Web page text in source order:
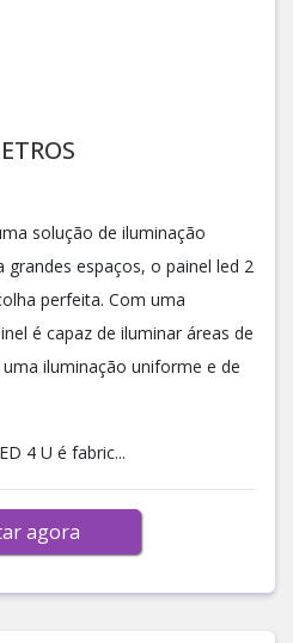
solução de iluminação
espaços, o painel led 2
perfeita. Com uma
é capaz de iluminar áreas de
iluminação uniforme e de
4 U é fabric...
agora